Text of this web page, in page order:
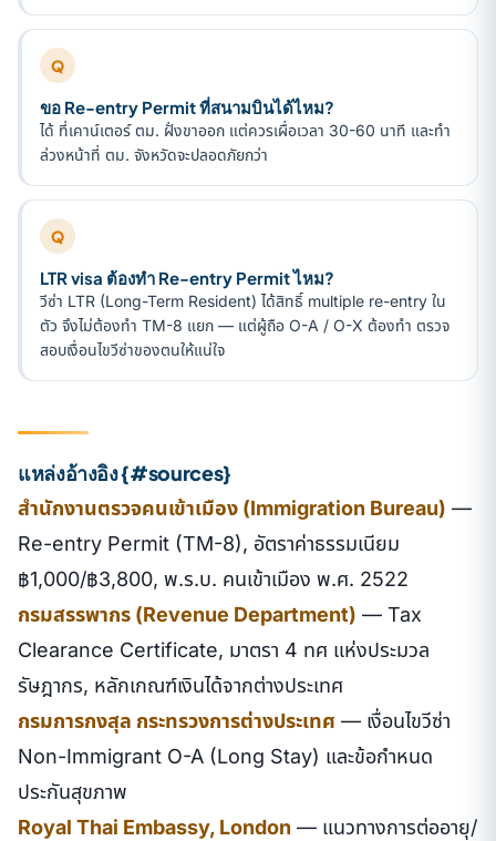
Q
ขอ Re-entry Permit ที่สนามบินได้ไหม?
ได้ ที่เคาน์เตอร์ ตม. ฝั่งขาออก แต่ควรเผื่อเวลา 30-60 นาที และทำ
ล่วงหน้าที่ ตม. จังหวัดจะปลอดภัยกว่า
Q
LTR visa ต้องทำ Re-entry Permit ไหม?
วีซ่า LTR (Long-Term Resident) ได้สิทธิ์ multiple re-entry ใน
ตัว จึงไม่ต้องทำ TM-8 แยก — แต่ผู้ถือ O-A / O-X ต้องทำ ตรวจ
สอบเงื่อนไขวีซ่าของตนให้แน่ใจ
แหล่งอ้างอิง {#sources}
สำนักงานตรวจคนเข้าเมือง (Immigration Bureau) —
Re-entry Permit (TM-8), อัตราค่าธรรมเนียม
฿1,000/฿3,800, พ.ร.บ. คนเข้าเมือง พ.ศ. 2522
กรมสรรพากร (Revenue Department) — Tax
Clearance Certificate, มาตรา 4 ทศ แห่งประมวล
รัษฎากร, หลักเกณฑ์เงินได้จากต่างประเทศ
กรมการกงสุล กระทรวงการต่างประเทศ — เงื่อนไขวีซ่า
Non-Immigrant O-A (Long Stay) และข้อกำหนด
ประกันสุขภาพ
Royal Thai Embassy, London — แนวทางการต่ออายุ/